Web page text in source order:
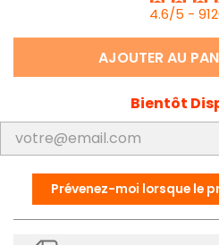
4.6/5 -
AJOUTER AU
Bientôt
Prévenez-moi lorsque le